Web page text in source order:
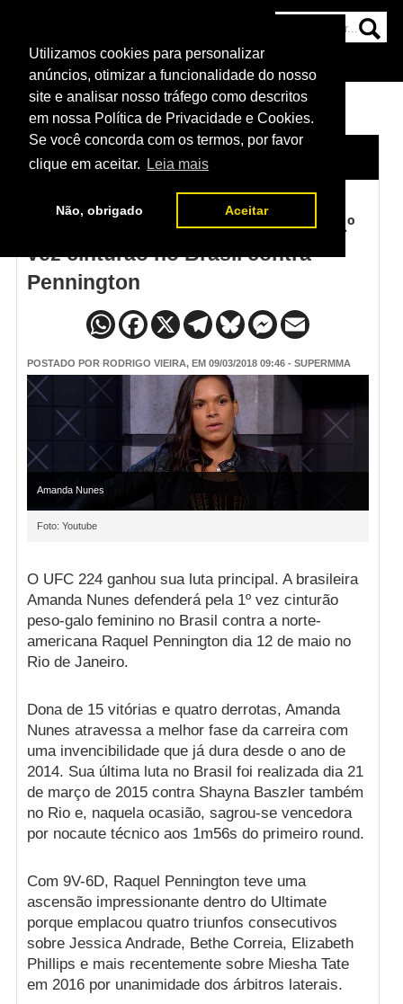
Utilizamos cookies para personalizar
anúncios, otimizar a funcionalidade do nosso
site e analisar nosso tráfego como descritos
em nossa Política de Privacidade e Cookies.
Se você concorda com os termos, por favor
clique em aceitar.
Leia mais
Não, obrigado Aceitar
NOTÍCIAS
HOME NOTÍCIAS
Amanda Nunes defenderá pela 1º
vez cinturão no Brasil contra
Pennington
POSTADO POR RODRIGO VIEIRA, EM 09/03/2018 09:46 - SUPERMMA
Amanda Nunes
Foto: Youtube
O UFC 224 ganhou sua luta principal. A brasileira
Amanda Nunes defenderá pela 1º vez cinturão
peso-galo feminino no Brasil contra a norte-
americana Raquel Pennington dia 12 de maio no
Rio de Janeiro.
Dona de 15 vitórias e quatro derrotas, Amanda
Nunes atravessa a melhor fase da carreira com
uma invencibilidade que já dura desde o ano de
2014. Sua última luta no Brasil foi realizada dia 21
de março de 2015 contra Shayna Baszler também
no Rio e, naquela ocasião, sagrou-se vencedora
por nocaute técnico aos 1m56s do primeiro round.
Com 9V-6D, Raquel Pennington teve uma
ascensão impressionante dentro do Ultimate
porque emplacou quatro triunfos consecutivos
sobre Jessica Andrade, Bethe Correia, Elizabeth
Phillips e mais recentemente sobre Miesha Tate
em 2016 por unanimidade dos árbitros laterais.